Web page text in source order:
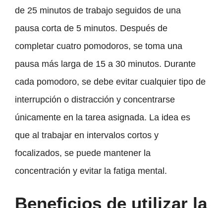
de 25 minutos de trabajo seguidos de una
pausa corta de 5 minutos. Después de
completar cuatro pomodoros, se toma una
pausa más larga de 15 a 30 minutos. Durante
cada pomodoro, se debe evitar cualquier tipo de
interrupción o distracción y concentrarse
únicamente en la tarea asignada. La idea es
que al trabajar en intervalos cortos y
focalizados, se puede mantener la
concentración y evitar la fatiga mental.
Beneficios de utilizar la